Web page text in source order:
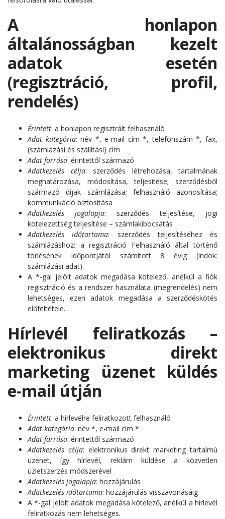
A honlapon
általánosságban kezelt
adatok esetén
(regisztráció, profil,
rendelés)
Érintett: a honlapon regisztrált felhasználó
Adat kategória: név *, e-mail cím *, telefonszám *, fax,
(számlázási és szállítási) cím
Adat forrása: érintettől származó
Adatkezelés célja: szerződés létrehozása, tartalmának
meghatározása, módosítása, teljesítése; szerződésből
származó díjak számlázása; felhasználó azonosítása;
kommunikáció biztosítása
Adatkezelés jogalapja: szerződés teljesítése, jogi
kötelezettség teljesítése – számlakibocsátás
Adatkezelés időtartama: szerződés teljesítéséhez és
számlázáshoz: a regisztráció Felhasználó által történő
törlésének időpontjától számított 8 évig (indok:
számlázási adat).
A *-gal jelölt adatok megadása kötelező, anélkül a fiók
regisztráció és a rendszer használata (megrendelés) nem
lehetséges, ezen adatok megadása a szerződéskötés
előfeltétele.
Hírlevél feliratkozás –
elektronikus direkt
marketing üzenet küldés
e-mail útján
Érintett: a hírlevélre feliratkozott felhasználó
Adat kategória: név *, e-mail cím *
Adat forrása: érintettől származó
Adatkezelés célja: elektronikus direkt marketing tartalmú
üzenet, így hírlevél, reklám küldése a közvetlen
üzletszerzés módszerével
Adatkezelés jogalapja: hozzájárulás
Adatkezelés időtartama: hozzájárulás visszavonásáig
A *-gal jelölt adatok megadása kötelező, anélkül a hírlevél
feliratkozás nem lehetséges.